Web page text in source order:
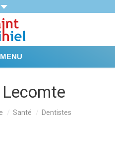
MENU
Santé Dentistes